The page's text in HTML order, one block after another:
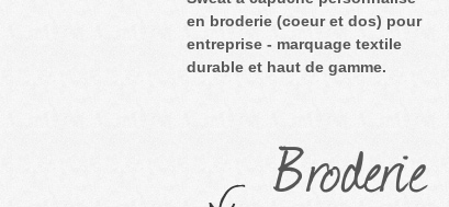
en broderie (coeur et dos) pour
entreprise - marquage textile
durable et haut de gamme.
Broderie